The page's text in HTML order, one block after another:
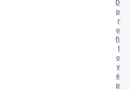
D
p
r
o
fi
o
v
é
p